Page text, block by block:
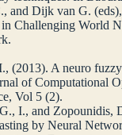
and Dijk van G.
Challenging World
(2013). A neuro
of Computational
Vol 5 (2).
I., and Zopounidis,
by Neural